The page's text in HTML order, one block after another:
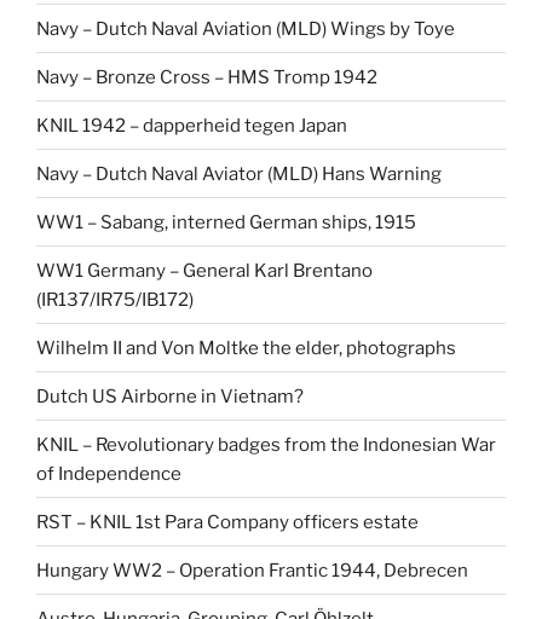
Navy – Dutch Naval Aviation (MLD) Wings by Toye
Navy – Bronze Cross – HMS Tromp 1942
KNIL 1942 – dapperheid tegen Japan
Navy – Dutch Naval Aviator (MLD) Hans Warning
WW1 – Sabang, interned German ships, 1915
WW1 Germany – General Karl Brentano
(IR137/IR75/IB172)
Wilhelm II and Von Moltke the elder, photographs
Dutch US Airborne in Vietnam?
KNIL – Revolutionary badges from the Indonesian War
of Independence
RST – KNIL 1st Para Company officers estate
Hungary WW2 – Operation Frantic 1944, Debrecen